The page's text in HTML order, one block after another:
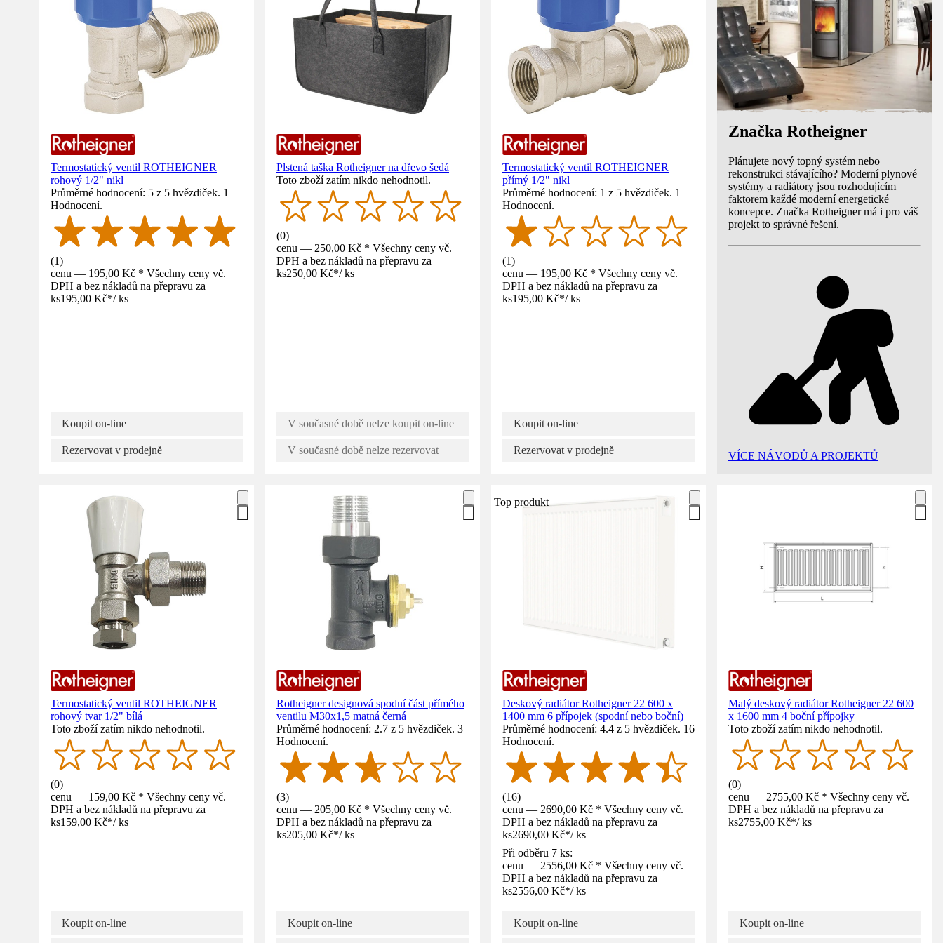
Termostatický ventil ROTHEIGNER
rohový 1/2" nikl
Průměrné hodnocení: 5 z 5 hvězdiček. 1
Hodnocení.
(1)
cenu — 195,00 Kč * Všechny ceny vč.
DPH a bez nákladů na přepravu za
ks195,00 Kč*/ ks
Koupit on-line
Rezervovat v prodejně
Plstená taška Rotheigner na dřevo šedá
Toto zboží zatím nikdo nehodnotil.
(0)
cenu — 250,00 Kč * Všechny ceny vč.
DPH a bez nákladů na přepravu za
ks250,00 Kč*/ ks
V současné době nelze koupit on-line
V současné době nelze rezervovat
Termostatický ventil ROTHEIGNER
přímý 1/2" nikl
Průměrné hodnocení: 1 z 5 hvězdiček. 1
Hodnocení.
(1)
cenu — 195,00 Kč * Všechny ceny vč.
DPH a bez nákladů na přepravu za
ks195,00 Kč*/ ks
Koupit on-line
Rezervovat v prodejně
Značka Rotheigner
Plánujete nový topný systém nebo
rekonstrukci stávajícího? Moderní plynové
systémy a radiátory jsou rozhodujícím
faktorem každé moderní energetické
koncepce. Značka Rotheigner má i pro váš
projekt to správné řešení.
VÍCE NÁVODŮ A PROJEKTŮ
Termostatický ventil ROTHEIGNER
rohový tvar 1/2" bílá
Toto zboží zatím nikdo nehodnotil.
(0)
cenu — 159,00 Kč * Všechny ceny vč.
DPH a bez nákladů na přepravu za
ks159,00 Kč*/ ks
Koupit on-line
Rotheigner designová spodní část přímého
ventilu M30x1,5 matná černá
Průměrné hodnocení: 2.7 z 5 hvězdiček. 3
Hodnocení.
(3)
cenu — 205,00 Kč * Všechny ceny vč.
DPH a bez nákladů na přepravu za
ks205,00 Kč*/ ks
Koupit on-line
Top produkt
Deskový radiátor Rotheigner 22 600 x
1400 mm 6 přípojek (spodní nebo boční)
Průměrné hodnocení: 4.4 z 5 hvězdiček. 16
Hodnocení.
(16)
cenu — 2690,00 Kč * Všechny ceny vč.
DPH a bez nákladů na přepravu za
ks2690,00 Kč*/ ks
Při odběru 7 ks:
cenu — 2556,00 Kč * Všechny ceny vč.
DPH a bez nákladů na přepravu za
ks2556,00 Kč*/ ks
Koupit on-line
Malý deskový radiátor Rotheigner 22 600
x 1600 mm 4 boční přípojky
Toto zboží zatím nikdo nehodnotil.
(0)
cenu — 2755,00 Kč * Všechny ceny vč.
DPH a bez nákladů na přepravu za
ks2755,00 Kč*/ ks
Koupit on-line